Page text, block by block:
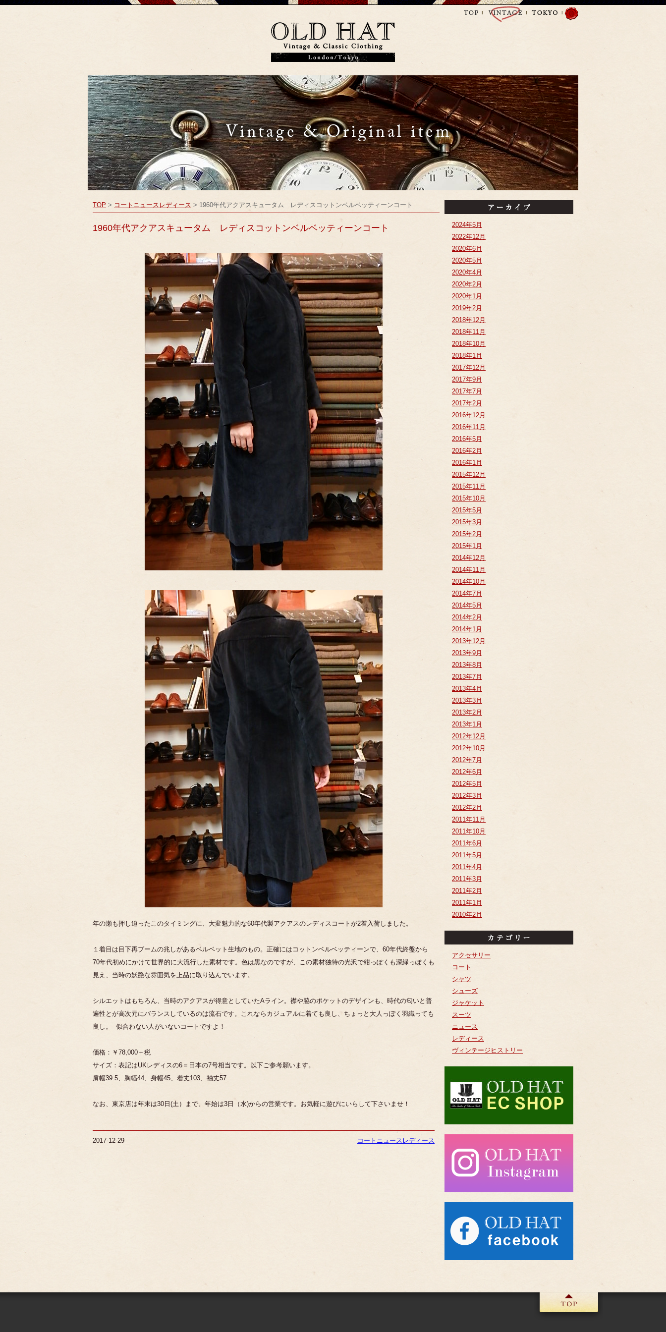
TOP > コート ニュース レディース > 1960年代アクアスキュータム レディスコットンベルベッティーンコート
1960年代アクアスキュータム レディスコットンベルベッティーンコート
年の瀬も押し迫ったこのタイミングに、大変魅力的な60年代製アクアスのレディスコートが2着入荷しました。
１着目は目下再ブームの兆しがあるベルベット生地のもの。正確にはコットンベルベッティーンで、60年代終盤から
70年代初めにかけて世界的に大流行した素材です。色は黒なのですが、この素材独特の光沢で紺っぽくも深緑っぽくも
見え、当時の妖艶な雰囲気を上品に取り込んでいます。
シルエットはもちろん、当時のアクアスが得意としていたAライン。襟や脇のポケットのデザインも、時代の匂いと普
遍性とが高次元にバランスしているのは流石です。これならカジュアルに着ても良し、ちょっと大人っぽく羽織っても
良し。 似合わない人がいないコートですよ！
価格：￥78,000＋税
サイズ：表記はUKレディスの6＝日本の7号相当です。以下ご参考願います。
肩幅39.5、胸幅44、身幅45、着丈103、袖丈57
なお、東京店は年末は30日(土）まで、年始は3日（水)からの営業です。お気軽に遊びにいらして下さいませ！
2017-12-29 コート ニュース レディース
2024年5月
2022年12月
2020年6月
2020年5月
2020年4月
2020年2月
2020年1月
2019年2月
2018年12月
2018年11月
2018年10月
2018年1月
2017年12月
2017年9月
2017年7月
2017年2月
2016年12月
2016年11月
2016年5月
2016年2月
2016年1月
2015年12月
2015年11月
2015年10月
2015年5月
2015年3月
2015年2月
2015年1月
2014年12月
2014年11月
2014年10月
2014年7月
2014年5月
2014年2月
2014年1月
2013年12月
2013年9月
2013年8月
2013年7月
2013年4月
2013年3月
2013年2月
2013年1月
2012年12月
2012年10月
2012年7月
2012年6月
2012年5月
2012年3月
2012年2月
2011年11月
2011年10月
2011年6月
2011年5月
2011年4月
2011年3月
2011年2月
2011年1月
2010年2月
アクセサリー
コート
シャツ
シューズ
ジャケット
スーツ
ニュース
レディース
ヴィンテージヒストリー